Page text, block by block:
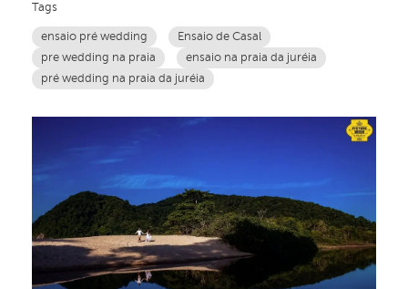
Tags
ensaio pré wedding
Ensaio de Casal
pre wedding na praia
ensaio na praia da juréia
pré wedding na praia da juréia